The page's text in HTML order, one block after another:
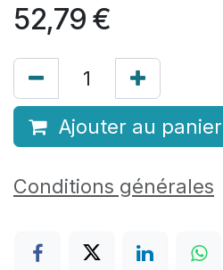
52,79 €
Ajouter au panier
Conditions générales